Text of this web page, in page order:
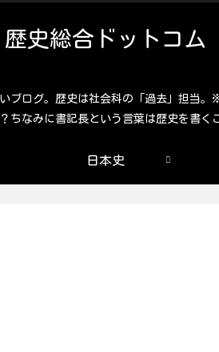
歴史総合ドットコム
ブログ。歴史は社会科の「過去」担当
ちなみに書記長という言葉は歴史を書く
日本史